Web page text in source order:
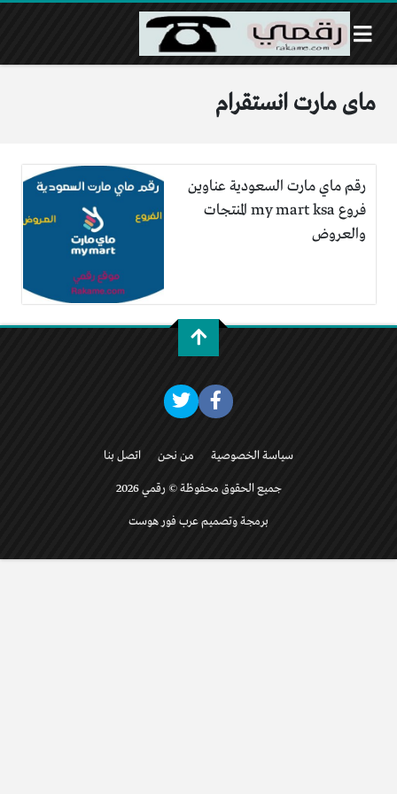
ماى مارت انستقرام
رقم ماي مارت السعودية عناوين
فروع my mart ksa المنتجات
والعروض
سياسة الخصوصية من نحن اتصل بنا
جميع الحقوق محفوظة © رقمي 2026
برمجة وتصميم عرب فور هوست